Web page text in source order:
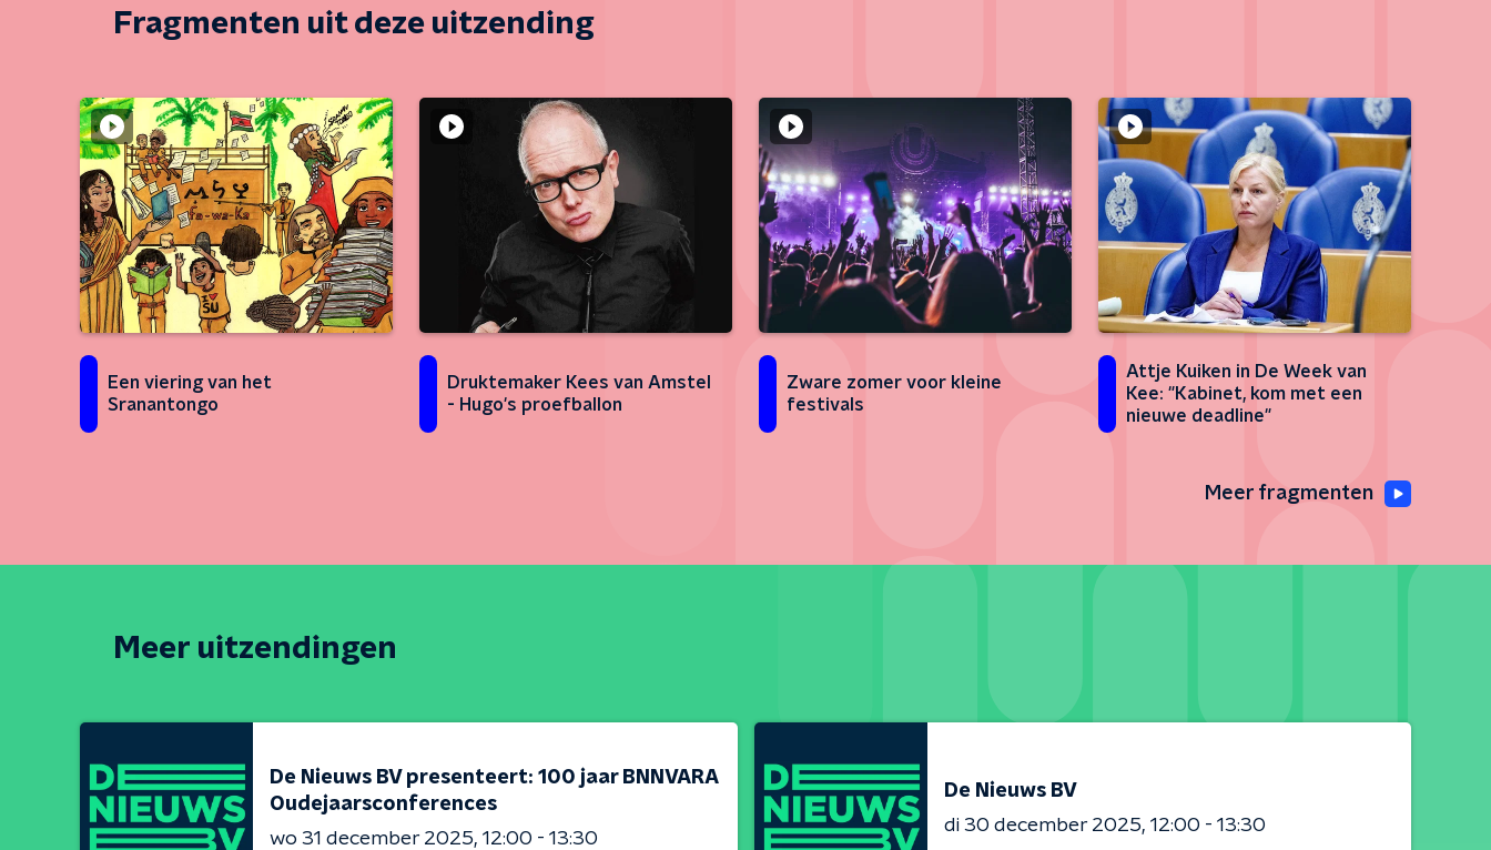
Fragmenten uit deze uitzending
Een viering van het
Sranantongo
Druktemaker Kees van Amstel
- Hugo's proefballon
Zware zomer voor kleine
festivals
Attje Kuiken in De Week van
Kee: "Kabinet, kom met een
nieuwe deadline"
Meer fragmenten
Meer uitzendingen
De Nieuws BV presenteert: 100 jaar BNNVARA
Oudejaarsconferences
wo 31 december 2025 12:00 - 13:30
De Nieuws BV
di 30 december 2025 12:00 - 13:30